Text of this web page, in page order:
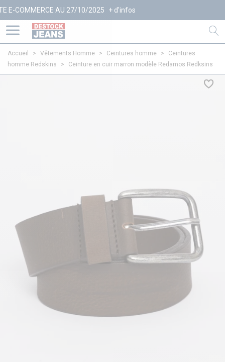
AU 27/10/2025 + d'infos
Accueil > Vêtements Homme > Ceintures homme >
Ceintures
homme Redskins
> Ceinture en cuir marron modèle Redamos Redksins